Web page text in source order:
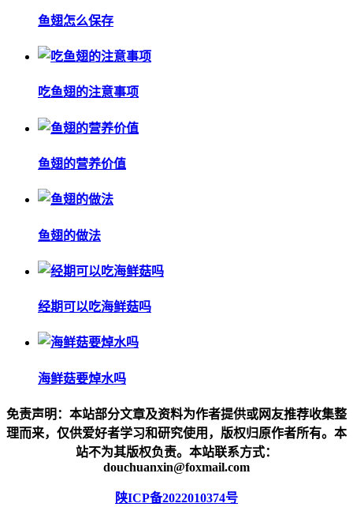
鱼翅怎么保存
吃鱼翅的注意事项
鱼翅的营养价值
鱼翅的做法
经期可以吃海鲜菇吗
海鲜菇要焯水吗
免责声明：本站部分文章及资料为作者提供或网友推荐收集整
理而来，仅供爱好者学习和研究使用，版权归原作者所有。本
站不为其版权负责。本站联系方式：
douchuanxin@foxmail.com
陕ICP备2022010374号